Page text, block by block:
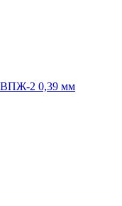
ВПЖ-2 0,39 мм